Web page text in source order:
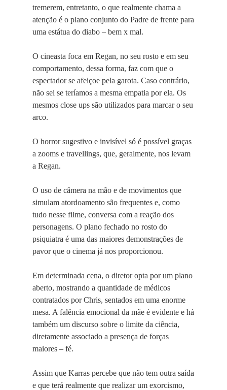
tremerem, entretanto, o que realmente chama a
atenção é o plano conjunto do Padre de frente para
uma estátua do diabo – bem x mal.
O cineasta foca em Regan, no seu rosto e em seu
comportamento, dessa forma, faz com que o
espectador se afeiçoe pela garota. Caso contrário,
não sei se teríamos a mesma empatia por ela. Os
mesmos close ups são utilizados para marcar o seu
arco.
O horror sugestivo e invisível só é possível graças
a zooms e travellings, que, geralmente, nos levam
a Regan.
O uso de câmera na mão e de movimentos que
simulam atordoamento são frequentes e, como
tudo nesse filme, conversa com a reação dos
personagens. O plano fechado no rosto do
psiquiatra é uma das maiores demonstrações de
pavor que o cinema já nos proporcionou.
Em determinada cena, o diretor opta por um plano
aberto, mostrando a quantidade de médicos
contratados por Chris, sentados em uma enorme
mesa. A falência emocional da mãe é evidente e há
também um discurso sobre o limite da ciência,
diretamente associado a presença de forças
maiores – fé.
Assim que Karras percebe que não tem outra saída
e que terá realmente que realizar um exorcismo,